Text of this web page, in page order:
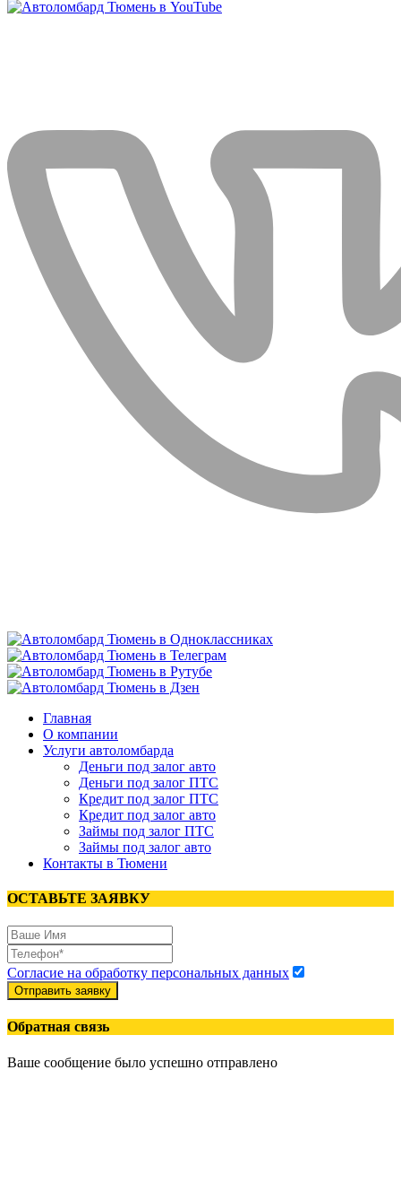
Главная
О компании
Услуги автоломбарда
Деньги под залог авто
Деньги под залог ПТС
Кредит под залог ПТС
Кредит под залог авто
Займы под залог ПТС
Займы под залог авто
Контакты в Тюмени
ОСТАВЬТЕ ЗАЯВКУ
Согласие на обработку персональных данных
Отправить заявку
Обратная связь
Ваше сообщение было успешно отправлено